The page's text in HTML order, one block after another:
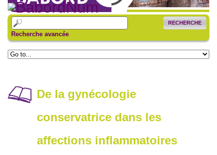
RECHERCHE
Recherche avancée
De la gynécologie
conservatrice dans les
affections inflammatoires